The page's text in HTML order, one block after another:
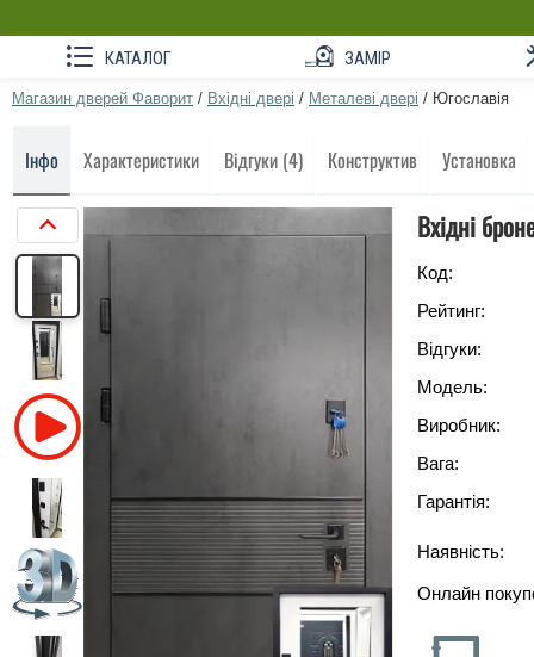
КАТАЛОГ ЗАМІР
Магазин дверей Фаворит / Вхідні двері / Металеві двері / Югославія
Інфо Характеристики Відгуки (4) Конструктив Установка
Вхідні
Код:
Рейтинг:
Відгуки:
Модель:
Виробник:
Вага:
Гарантія:
Наявність:
Онлайн